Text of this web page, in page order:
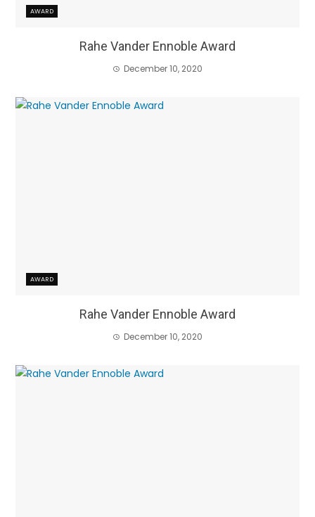
AWARD
Rahe Vander Ennoble Award
December 10, 2020
AWARD
Rahe Vander Ennoble Award
December 10, 2020